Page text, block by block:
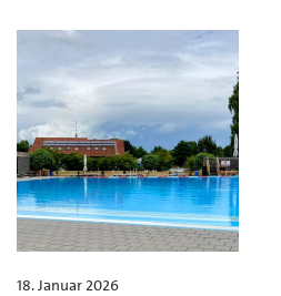
18. Januar 2026